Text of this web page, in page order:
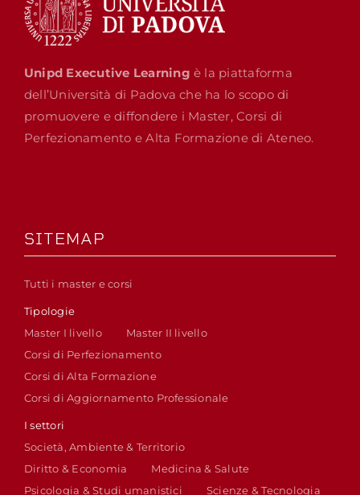
Unipd Executive Learning è la piattaforma
dell’Università di Padova che ha lo scopo di
promuovere e diffondere i Master, Corsi di
Perfezionamento e Alta Formazione di Ateneo.
SITEMAP
Tutti i master e corsi
Tipologie
Master I livello
Master II livello
Corsi di Perfezionamento
Corsi di Alta Formazione
Corsi di Aggiornamento Professionale
I settori
Società, Ambiente & Territorio
Diritto & Economia
Medicina & Salute
Psicologia & Studi umanistici
Scienze & Tecnologia